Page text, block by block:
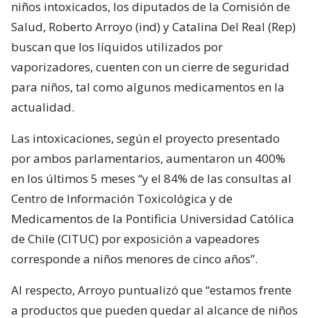
niños intoxicados, los diputados de la Comisión de
Salud, Roberto Arroyo (ind) y Catalina Del Real (Rep)
buscan que los líquidos utilizados por
vaporizadores, cuenten con un cierre de seguridad
para niños, tal como algunos medicamentos en la
actualidad.
Las intoxicaciones, según el proyecto presentado
por ambos parlamentarios, aumentaron un 400%
en los últimos 5 meses “y el 84% de las consultas al
Centro de Información Toxicológica y de
Medicamentos de la Pontificia Universidad Católica
de Chile (CITUC) por exposición a vapeadores
corresponde a niños menores de cinco años”.
Al respecto, Arroyo puntualizó que “estamos frente
a productos que pueden quedar al alcance de niños